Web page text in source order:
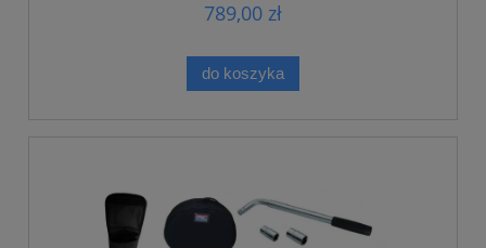
789,00 zł
do koszyka